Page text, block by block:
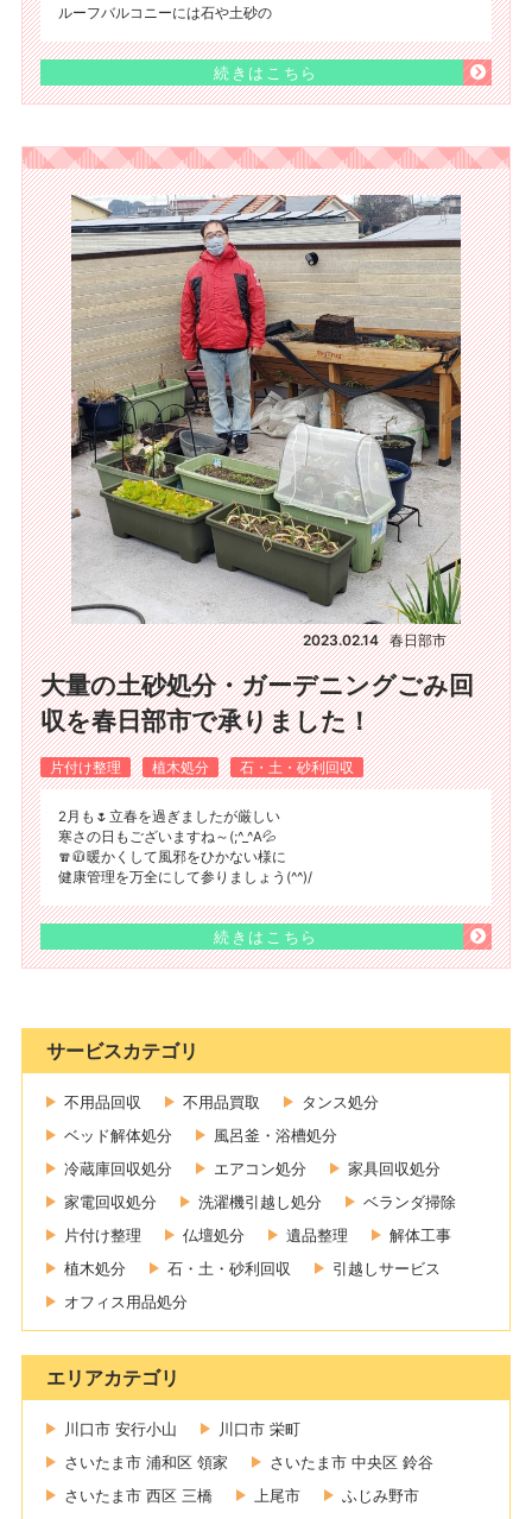
ルーフバルコニーには石や土砂の
続きはこちら
2023.02.14 春日部市
大量の土砂処分・ガーデニングごみ回
収を春日部市で承りました！
片付け整理 植木処分 石・土・砂利回収
2月も🌷立春を過ぎましたが厳しい
寒さの日もございますね～(;^_^A💦
🧣🧥暖かくして風邪をひかない様に
健康管理を万全にして参りましょう(^^)/
続きはこちら
サービスカテゴリ
不用品回収 不用品買取
タンス処分
ベッド解体処分
風呂釜・浴槽処分
冷蔵庫回収処分
エアコン処分
家具回収処分
家電回収処分
洗濯機引越し処分
ベランダ掃除
片付け整理
仏壇処分 遺品整理
解体工事
植木処分
石・土・砂利回収
引越しサービス
オフィス用品処分
エリアカテゴリ
川口市 安行小山
川口市 栄町
さいたま市 浦和区 領家
さいたま市 中央区 鈴谷
さいたま市 西区 三橋
上尾市
ふじみ野市